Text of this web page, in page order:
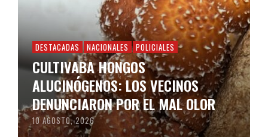
DESTACADAS NACIONALES POLICIALES
CULTIVABA HONGOS
ALUCINÓGENOS: LOS VECINOS
DENUNCIARON POR EL MAL OLOR
10 AGOSTO, 2026